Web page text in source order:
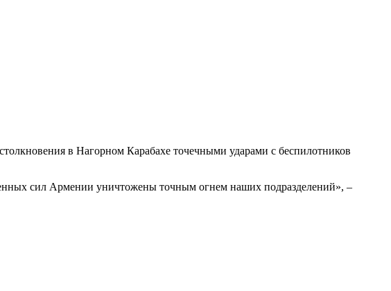
в Нагорном Карабахе точечными ударами с беспилотников
сил Армении уничтожены точным огнем наших подразделений», –